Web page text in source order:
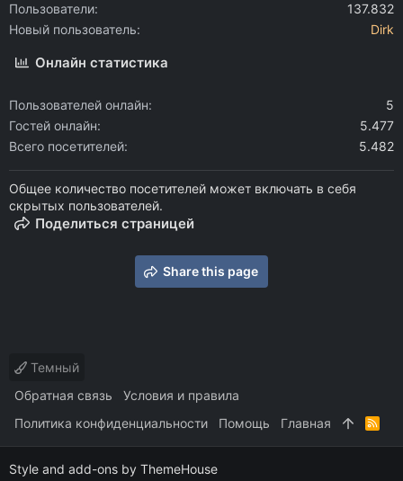
Пользователи
137.832
Новый пользователь
Dirk
Онлайн статистика
Пользователей онлайн
5
Гостей онлайн
5.477
Всего посетителей
5.482
Общее количество посетителей может включать в себя
скрытых пользователей.
Поделиться страницей
Share this page
Темный
Обратная связь
Условия и правила
Политика конфиденциальности
Помощь Главная
R
Style and add-ons by ThemeHouse